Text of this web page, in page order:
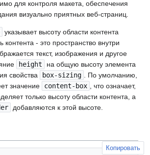
для контроля макета, обеспечения
визуально приятных веб-страниц.
указывает высоту области контента
контента - это пространство внутри
текст, изображения и другое
height
на общую высоту элемента
свойства
box-sizing
. По умолчанию,
значение content-box
, что означает,
только высоту области контента, а
добавляются к этой высоте.
Копировать